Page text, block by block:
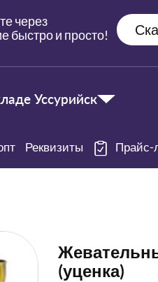
через
быстро и просто!
Уссурийск
Реквизиты Прайс-
(уценка)